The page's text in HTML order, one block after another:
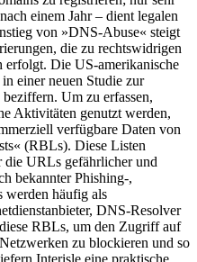
einem Jahr – dient legalen
von »DNS-Abuse« steigt
die zu rechtswidrigen
erfolgt. Die US-amerikanische
einer neuen Studie zur
Um zu erfassen,
Aktivitäten genutzt werden,
verfügbare Daten von
(RBLs). Diese Listen
die URLs gefährlicher und
bekannter Phishing-,
werden häufig als
DNS-Resolver
RBLs, um den Zugriff auf
zu blockieren und so
Interisle eine praktische